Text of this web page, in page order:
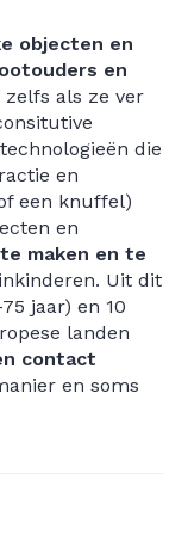
objecten en
en
zelfs als ze ver
die
en
een knuffel)
en
maken en te
Uit dit
jaar) en 10
landen
contact
en soms